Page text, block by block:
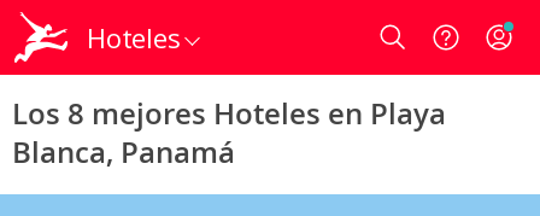
Hoteles Login
Los 8 mejores Hoteles en Playa
Blanca, Panamá